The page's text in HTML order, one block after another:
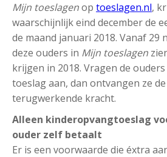
Mijn toeslagenop toeslagen.nl,
waarschijnlijk eind december de
de maand januari 2018. Vanaf 29
deze ouders in Mijn toeslagen
krijgen in 2018. Vragen de
toeslag aan, dan ontvangen ze
terugwerkende kracht.
Alleen kinderopvangtoeslag
ouder zelf betaalt
Er is een voorwaarde die éxtra